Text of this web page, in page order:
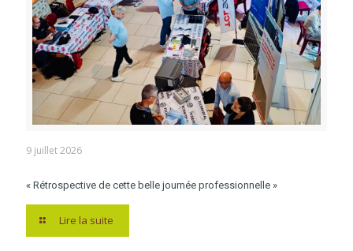
9 juillet 2026
« Rétrospective de cette belle journée professionnelle »
Lire la suite